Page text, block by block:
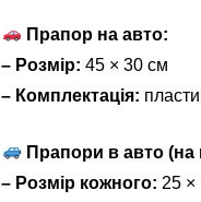
Прапор на авто:
– Розмір: 45 × 30 см
– Комплектація:
Прапори в авто (на
– Розмір кожного: 25 ×